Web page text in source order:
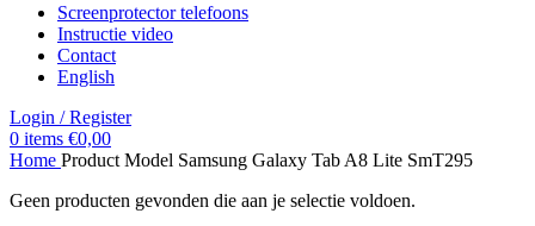
Screenprotector telefoons
Instructie video
Contact
English
Login / Register
0 items €0,00
Home Product Model Samsung Galaxy Tab A8 Lite SmT295
Geen producten gevonden die aan je selectie voldoen.